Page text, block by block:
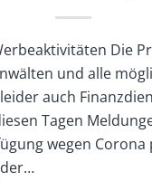
Die
und alle
auch
Tagen
wegen Corona